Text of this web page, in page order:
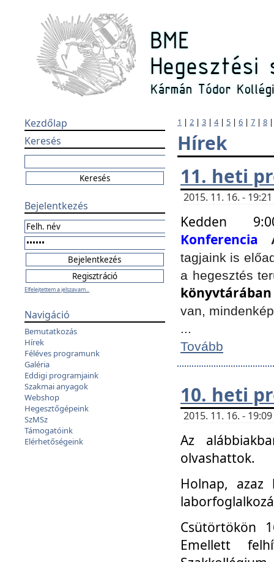
Kezdőlap
Keresés
Bejelentkezés
Elfelejtettem a jelszavam...
Navigáció
Bemutatkozás
Hírek
Féléves programunk
Galéria
Eddigi programjaink
Szakmai anyagok
Webshop
Hegesztőgépeink
SzMSz
Támogatóink
Elérhetőségeink
1 | 2 | 3 | 4| 5 | 6 | 7 | 8
Hírek
11. heti
2015. 11. 16. -
Kedden
Konferencia
tagjaink is
a hegesztés
könyvtárában
van,
...
Tovább
10. heti
2015. 11. 16. -
Az
olvashattok.
Holnap, azaz
Csütörtökön
Emellett